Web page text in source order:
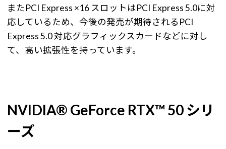
またPCI Express ×16 スロットはPCI Express 5.0に対
応しているため、今後の発売が期待されるPCI
Express 5.0 対応グラフィックスカードなどに対し
て、高い拡張性を持っています。
NVIDIA® GeForce RTX™ 50 シリ
ーズ